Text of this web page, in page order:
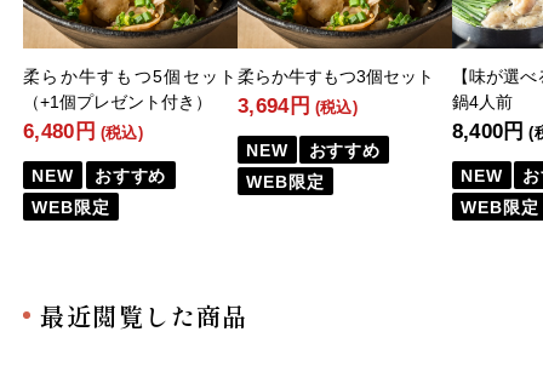
柔らか牛すもつ5個セット
（+1個プレゼント付き）
6,480円 (税込)
NEW
おすすめ
WEB限定
柔らか牛すもつ3個セット
3,694円 (税込)
NEW
おすすめ
WEB限定
【味が選
鍋4人前
8,400円 (
NEW
WEB限定
最近閲覧した商品